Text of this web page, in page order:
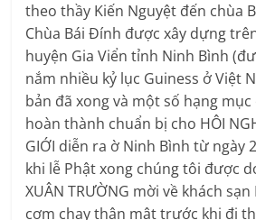
theo thầy Kiến Nguyệt đến chùa
Chùa Bái Đính được xây dựng
huyện Gia Viển tỉnh Ninh Bình
nắm nhiều kỷ lục Guiness ở Việt
bản đã xong và một số hạng
hoàn thành chuẩn bị cho HÔI
GIỚI diễn ra ờ Ninh Bình từ ngày
khi lễ Phật xong chúng tôi được
XUÂN TRƯỜNG mời về khách
cơm chay thân mật trước khi đi